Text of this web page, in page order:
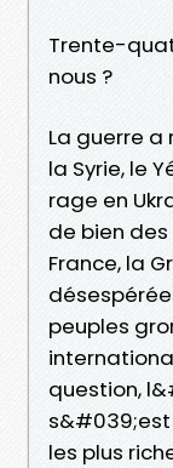
Trente-
nous ?
La guerre
la Syrie, le
rage en
de bien
France, la
peuples
question,
les plus